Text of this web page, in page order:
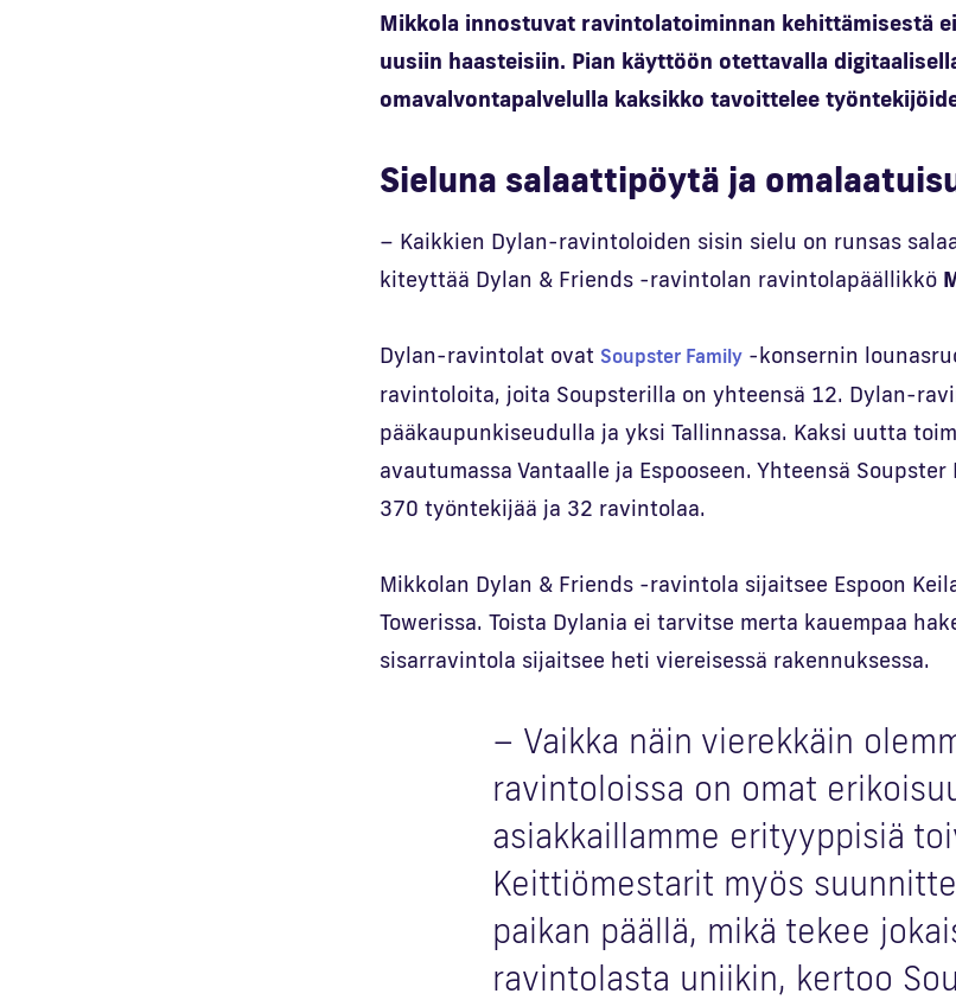
Mikkola innostuvat ravintolatoiminnan kehittämisestä
uusiin haasteisiin. Pian käyttöön otettavalla
omavalvontapalvelulla kaksikko tavoittelee
Sieluna salaattipöytä ja
– Kaikkien Dylan-ravintoloiden sisin sielu on runsas
kiteyttää Dylan & Friends -ravintolan ravintolapäällikkö
Dylan-ravintolat ovat Soupster Family -konsernin
ravintoloita, joita Soupsterilla on yhteensä 12. Dylan-
pääkaupunkiseudulla ja yksi Tallinnassa. Kaksi uutta
avautumassa Vantaalle ja Espooseen. Yhteensä
370 työntekijää ja 32 ravintolaa.
Mikkolan Dylan & Friends -ravintola sijaitsee Espoon
Towerissa. Toista Dylania ei tarvitse merta kauempaa
sisarravintola sijaitsee heti viereisessä rakennuksessa.
– Vaikka näin vierekkäin
ravintoloissa on omat
asiakkaillamme erityyppisiä
Keittiömestarit myös
paikan päällä, mikä tekee
ravintolasta uniikin, kertoo